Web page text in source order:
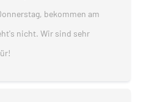
bekommen am
nicht. Wir sind sehr